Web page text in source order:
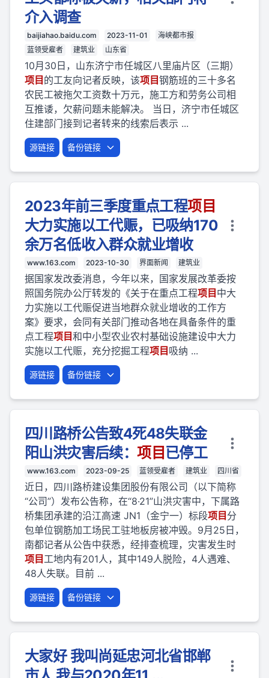
介入调查
baijiahao.baidu.com 2023-11-01
海峡都市报
蓝领受雇者
建筑业 山东省
10月30日，山东济宁市任城区八里庙片区（三期）
项目 的工友向记者反映，该项目钢筋班的三十多名
农民工被拖欠工资数十万元，施工方和劳务公司相
互推诿，欠薪问题未能解决。 当日，济宁市任城区
住建部门接到记者转来的线索后表示 ...
源链接 备份链接
2023年前三季度重点工程项目
大力实施以工代赈，已吸纳170
余万名低收入群众就业增收
www.163.com 2023-10-30 界面新闻 建筑业
据国家发改委消息，今年以来，国家发展改革委按
照国务院办公厅转发的《关于在重点工程项目 中大
力实施以工代赈促进当地群众就业增收的工作方
案》要求，会同有关部门推动各地在具备条件的重
点工程项目和中小型农业农村基础设施建设中大力
实施以工代赈，充分挖掘工程项目 吸纳 ...
源链接 备份链接
四川路桥公告致4死48失联金
阳山洪灾害后续：项目 已停工
www.163.com 2023-09-25 蓝领受雇者 建筑业 四川省
近日，四川路桥建设集团股份有限公司（以下简称
“公司”）发布公告称，在“8·21”山洪灾害中，下属路
桥集团承建的沿江高速 JN1（金宁一）标段项目 分
包单位钢筋加工场民工驻地板房被冲毁。9月25日，
南都记者从公告中获悉，经排查梳理，灾害发生时
项目工地内有201人，其中149人脱险，4人遇难、
48人失联。目前 ...
源链接 备份链接
大家好 我叫尚延忠河北省邯郸